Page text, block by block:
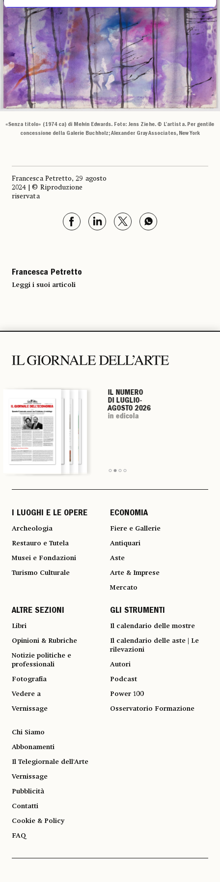
«Senza titolo» (1974 ca) di Melvin Edwards. Foto: Jens Ziehe. © L’artista. Per gentile
concessione della Galerie Buchholz; Alexander Gray Associates, New York
Francesca Petretto, 29 agosto
2024 | © Riproduzione
riservata
Francesca Petretto
Leggi i suoi articoli
IL NUMERO
DI LUGLIO-
AGOSTO 2026
in edicola
IL NUMERO
DI LUGLIO-
AGOSTO 2026
in edicola
IL NUMERO
DI LUGLIO-
AGOSTO 2026
in edicola
IL NUMERO
DI LUGLIO-
AGOSTO 2026
in edicola
I LUOGHI E LE OPERE
Archeologia
Restauro e Tutela
Musei e Fondazioni
Turismo Culturale
ECONOMIA
Fiere e Gallerie
Antiquari
Aste
Arte & Imprese
Mercato
ALTRE SEZIONI
Libri
Opinioni & Rubriche
Notizie politiche e
professionali
Fotografia
Vedere a
Vernissage
GLI STRUMENTI
Il calendario delle mostre
Il calendario delle aste | Le
rilevazioni
Autori
Podcast
Power 100
Osservatorio Formazione
Chi Siamo
Abbonamenti
Il Telegiornale dell'Arte
Vernissage
Pubblicità
Contatti
Cookie & Policy
FAQ